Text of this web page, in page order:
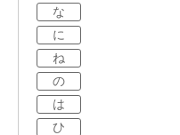
な
に
ね
の
は
ひ